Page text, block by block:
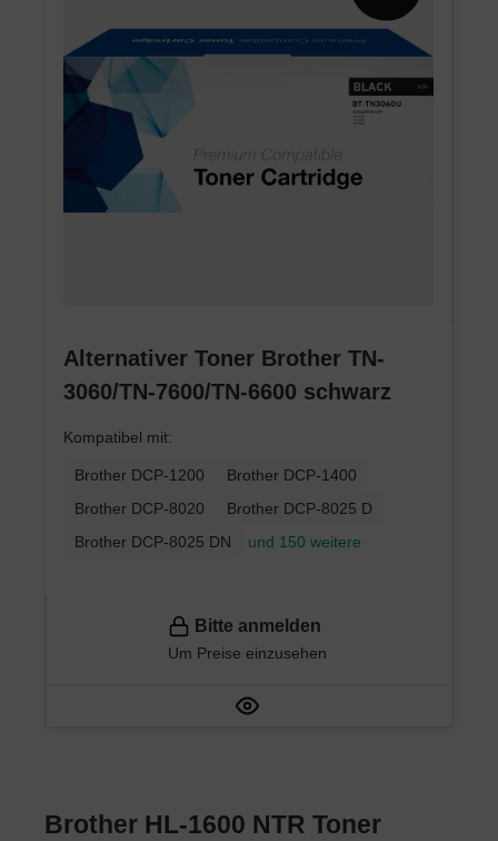
Alternativer Toner Brother TN-
3060/TN-7600/TN-6600 schwarz
Kompatibel mit:
Brother DCP-1200
Brother DCP-1400
Brother DCP-8020
Brother DCP-8025 D
Brother DCP-8025 DN
und 150 weitere
Bitte anmelden
Um Preise einzusehen
Brother HL-1600 NTR Toner